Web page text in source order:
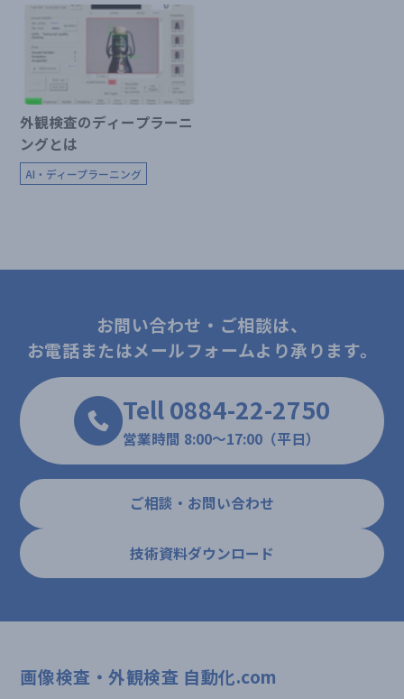
外観検査のディープラーニ
ングとは
AI・ディープラーニング
お問い合わせ・ご相談は、
お電話またはメールフォームより承ります。
Tell 0884-22-2750
営業時間 8:00～17:00（平日）
ご相談・お問い合わせ
技術資料ダウンロード
画像検査・外観検査 自動化.com